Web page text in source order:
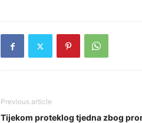
Previous article
Tijekom proteklog tjedna zbog